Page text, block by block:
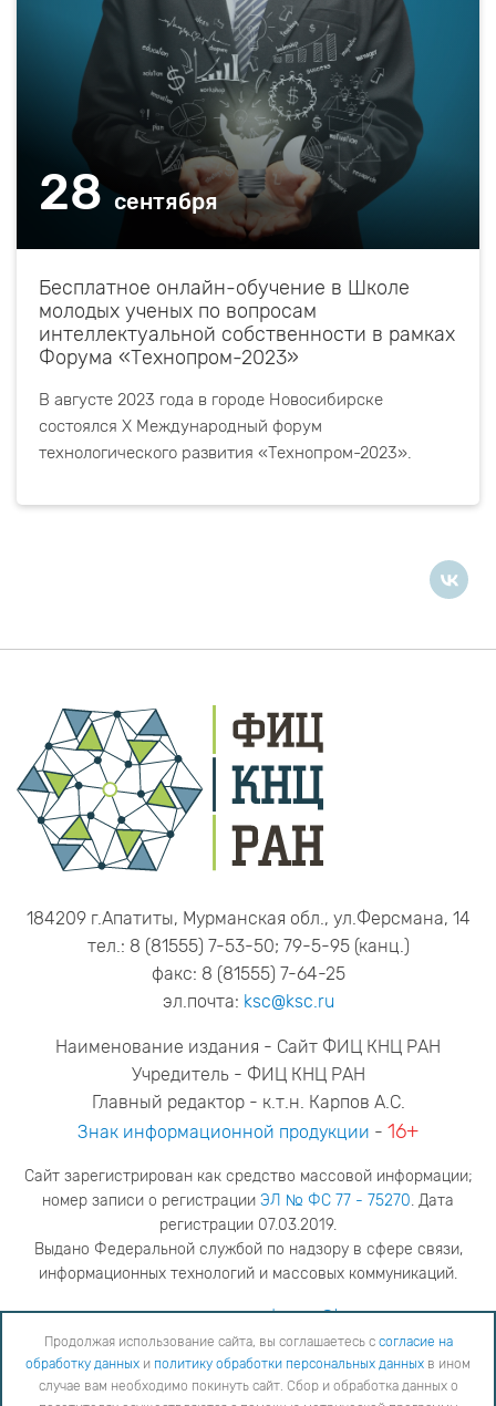
28 сентября
Бесплатное онлайн-обучение в Школе
молодых ученых по вопросам
интеллектуальной собственности в рамках
Форума «Технопром-2023»
В августе 2023 года в городе Новосибирске
состоялся X Международный форум
технологического развития «Технопром-2023».
184209 г.Апатиты, Мурманская обл., ул.Ферсмана, 14
тел.: 8 (81555) 7-53-50; 79-5-95 (канц.)
факс: 8 (81555) 7-64-25
эл.почта: ksc@ksc.ru
Наименование издания - Сайт ФИЦ КНЦ РАН
Учредитель - ФИЦ КНЦ РАН
Главный редактор - к.т.н. Карпов А.С.
Знак информационной продукции - 16+
Сайт зарегистрирован как средство массовой информации;
номер записи о регистрации ЭЛ № ФС 77 - 75270. Дата
регистрации 07.03.2019.
Выдано Федеральной службой по надзору в сфере связи,
информационных технологий и массовых коммуникаций.
адрес редакцииya.stogova@ksc.ru
телефон редакции81555-79-516
Продолжая использование сайта, вы соглашаетесь с согласие на обработку данных
обработки персональных данных
в ином случае вам необходимо покинуть сайт. Сбор и обработка
Продолжая использование сайта, вы соглашаетесь с согласие на
обработку данных и политику обработки персональных данных в ином
случае вам необходимо покинуть сайт. Сбор и обработка данных о